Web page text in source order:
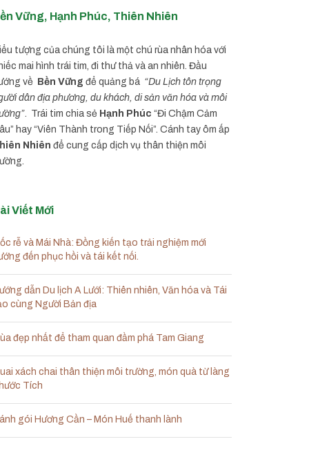
Vững, Hạnh Phúc, Thiên Nhiên
tượng của chúng tôi là một chú rùa nhân hóa với
mai hình trái tim, đi thư thả và an nhiên. Đầu
về
Bền Vững để quảng bá “Du Lịch tôn trọng
dân địa phương, du khách, di sản văn hóa và môi
. Trái tim chia sẻ Hạnh Phúc “Đi Chậm Cảm
hay “Viên Thành trong Tiếp Nối”. Cánh tay ôm ấp
Nhiên để cung cấp dịch vụ thân thiện môi
Viết Mới
rễ và Mái Nhà: Đồng kiến tạo trải nghiệm mới
đến phục hồi và tái kết nối.
dẫn Du lịch A Lưới: Thiên nhiên, Văn hóa và Tái
cùng Người Bản địa
đẹp nhất để tham quan đầm phá Tam Giang
xách chai thân thiện môi trường, món quà từ làng
Tích
gói Hương Cần – Món Huế thanh lành